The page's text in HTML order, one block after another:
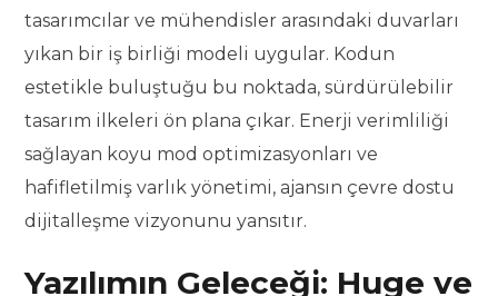
tasarımcılar ve mühendisler arasındaki duvarları
yıkan bir iş birliği modeli uygular. Kodun
estetikle buluştuğu bu noktada, sürdürülebilir
tasarım ilkeleri ön plana çıkar. Enerji verimliliği
sağlayan koyu mod optimizasyonları ve
hafifletilmiş varlık yönetimi, ajansın çevre dostu
dijitalleşme vizyonunu yansıtır.
Yazılımın Geleceği: Huge ve